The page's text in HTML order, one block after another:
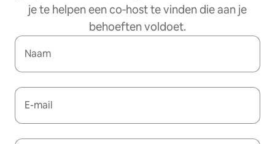
je te helpen een co‑host te vinden die aan je
behoeften voldoet.
Naam
E-mail